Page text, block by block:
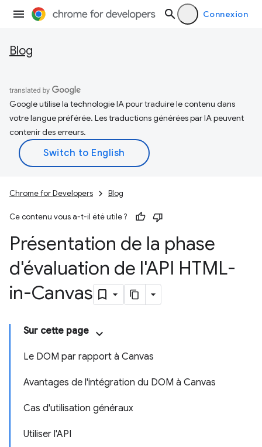
Connexion
Blog
Google utilise la technologie IA pour traduire le contenu dans
votre langue préférée. Les traductions générées par IA peuvent
contenir des erreurs.
Chrome for Developers Blog
Ce contenu vous a-t-il été utile ?
Présentation de la phase
d'évaluation de l'API HTML-
in-Canvas
Sur cette page
Le DOM par rapport à Canvas
Avantages de l'intégration du DOM à Canvas
Cas d'utilisation généraux
Utiliser l'API